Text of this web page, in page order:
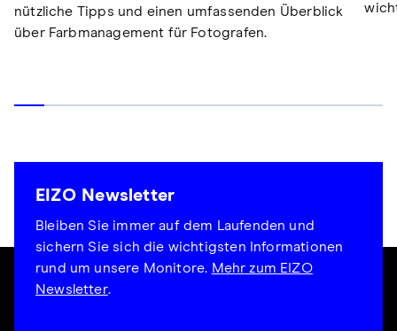
nützliche Tipps und einen umfassenden Überblick
über Farbmanagement für Fotografen.
EIZO Newsletter
Bleiben Sie immer auf dem Laufenden und
sichern Sie sich die wichtigsten Informationen
rund um unsere Monitore. Mehr zum EIZO
Newsletter.